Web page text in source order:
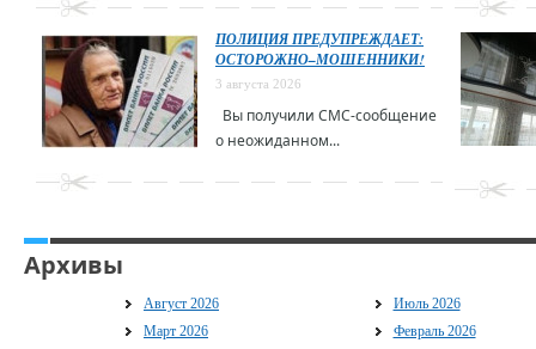
ПОЛИЦИЯ ПРЕДУПРЕЖДАЕТ:
ОСТОРОЖНО–МОШЕННИКИ!
3 августа 2026
Вы получили СМС-сообщение
о неожиданном...
Архивы
Август 2026
Июль 2026
Март 2026
Февраль 2026